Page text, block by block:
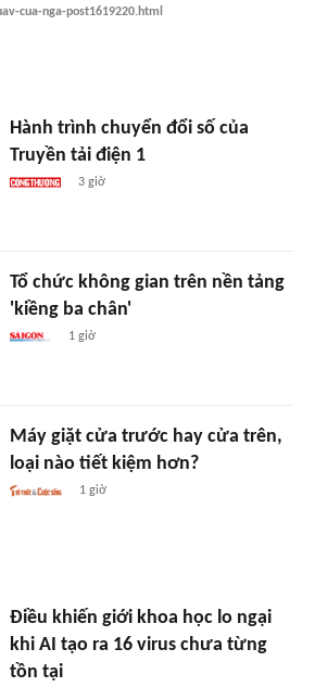
cua-nga-post1619220.html
Hành trình chuyển đổi số của
Truyền tải điện 1
3 giờ
Tổ chức không gian trên nền tảng
'kiềng ba chân'
1 giờ
Máy giặt cửa trước hay cửa trên,
loại nào tiết kiệm hơn?
1 giờ
Điều khiến giới khoa học lo ngại
khi AI tạo ra 16 virus chưa từng
tồn tại